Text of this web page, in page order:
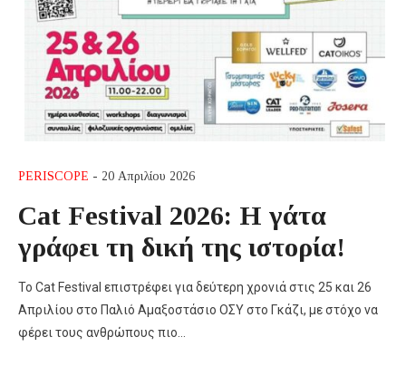
PERISCOPE - 20 Απριλίου 2026
Cat Festival 2026: Η γάτα
γράφει τη δική της ιστορία!
Το Cat Festival επιστρέφει για δεύτερη χρονιά στις 25 και 26
Απριλίου στο Παλιό Αμαξοστάσιο ΟΣΥ στο Γκάζι, με στόχο να
φέρει τους ανθρώπους πιο…